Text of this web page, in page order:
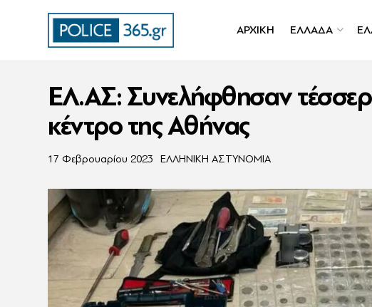
ΑΡΧΙΚΗ ΕΛΛΑΔΑ
ΕΛ.ΑΣ: Συνελήφθησαν
κέντρο της Αθήνας
17 Φεβρουαρίου 2023 ΕΛΛΗΝΙΚΗ ΑΣΤΥΝΟΜΙΑ